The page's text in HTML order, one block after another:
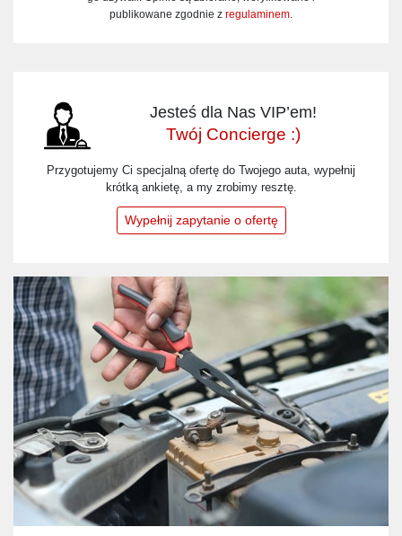
publikowane zgodnie z regulaminem
Jesteś dla Nas VIP’em!
Twój Concierge :)
Przygotujemy Ci specjalną ofertę do Twojego auta, wypełnij
krótką ankietę, a my zrobimy resztę.
Wypełnij zapytanie o ofertę